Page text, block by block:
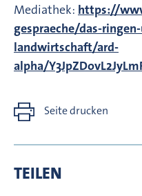
Mediathek: https://
gespraeche/das-
landwirtschaft/ard-
alpha/
Seite drucken
TEILEN